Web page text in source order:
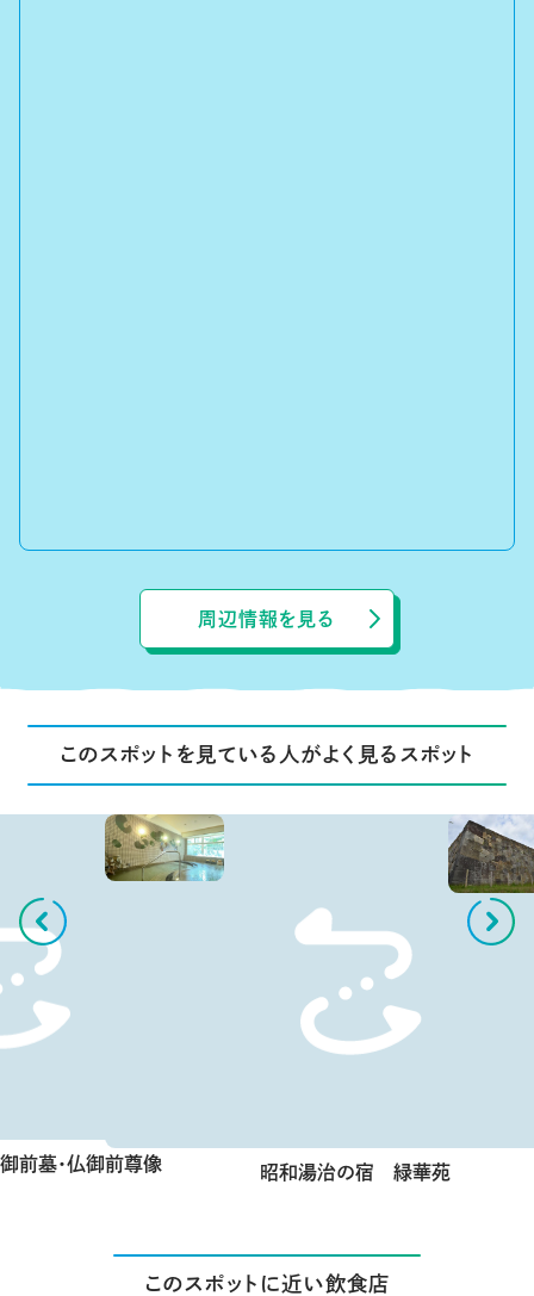
周辺情報を見る
このスポットを見ている人がよく見るスポット
前墓・仏御前尊像 昭和湯治の宿 緑華苑
このスポットに近い飲食店